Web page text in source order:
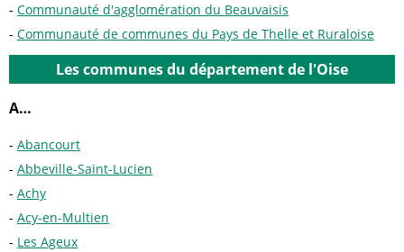
Communauté d'agglomération du Beauvaisis
Communauté de communes du Pays de Thelle et Ruraloise
Les communes du département de l'Oise
A…
Abancourt
Abbeville-Saint-Lucien
Achy
Acy-en-Multien
Les Ageux